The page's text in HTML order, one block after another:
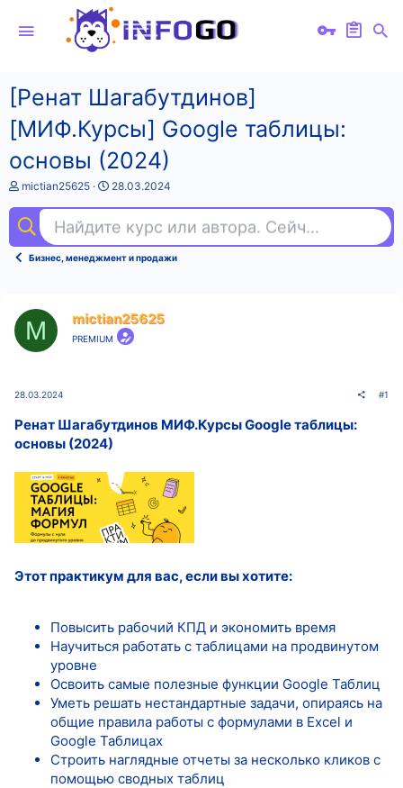
[Ренат Шагабутдинов]
[МИФ.Курсы] Google таблицы:
основы (2024)
А
т
о
т
mictian25625
Д
а
н
а
а
28.03.2024
Найдите курс или автора. Сейчас ищут
Бизнес, менеджмент и продажи
M mictian25625
PREMIUM
28.03.2024 #1
Ренат Шагабутдинов МИФ.Курсы Google таблицы:
основы (2024)
Этот практикум для вас, если вы хотите:
Повысить рабочий КПД и экономить время
Научиться работать с таблицами на продвинутом
уровне
Освоить самые полезные функции Google Таблиц
Уметь решать нестандартные задачи, опираясь на
общие правила работы с формулами в Excel и
Google Таблицах
Строить наглядные отчеты за несколько кликов с
помощью сводных таблиц